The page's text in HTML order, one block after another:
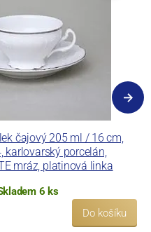
čajový 205 ml / 16 cm,
karlovarský porcelán,
mráz, platinová linka
6 ks
Do košíku